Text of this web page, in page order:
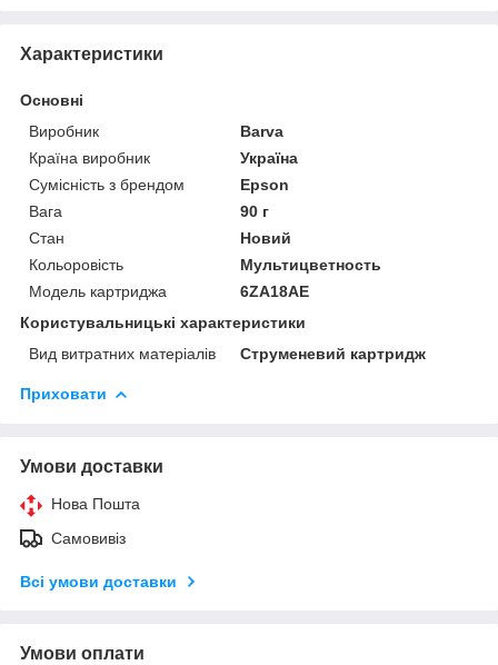
Характеристики
Основні
Виробник
Barva
Країна виробник
Україна
Сумісність з брендом
Epson
Вага
90 г
Стан
Новий
Кольоровість
Мультицветность
Модель картриджа
6ZA18AE
Користувальницькі характеристики
Вид витратних матеріалів
Струменевий картридж
Приховати
Умови доставки
Нова Пошта
Самовивіз
Всі умови доставки
Умови оплати